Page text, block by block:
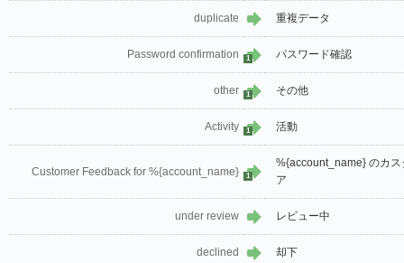
duplicate 重複データ
Password confirmation 1 パスワード確認
other 1 その他
Activity 1 活動
Customer Feedback for %{account_name} 1
%{account_name} のカ
ア
under review レビュー中
declined 却下